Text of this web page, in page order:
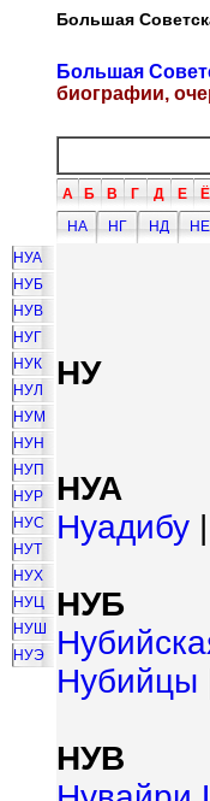
Большая
Большая
биографии,
А Б В Г Д Е Ё
НА
НГ НД НЕ
НУА
НУБ
НУВ
НУГ
НУК
НУЛ
НУМ
НУН
НУП
НУР
НУС
НУТ
НУХ
НУЦ
НУШ
НУЭ
НУ
НУА
Нуадибу |
НУБ
Нубийцы
НУВ